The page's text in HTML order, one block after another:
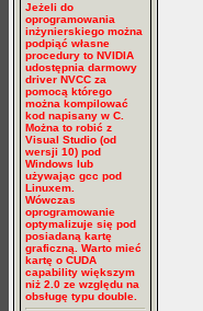
Jeżeli do
oprogramowania
inżynierskiego można
podpiąć własne
procedury to NVIDIA
udostępnia darmowy
driver NVCC za
pomocą którego
można kompilować
kod napisany w C.
Można to robić z
Visual Studio (od
wersji 10) pod
Windows lub
używając gcc pod
Linuxem.
Wówczas
oprogramowanie
optymalizuje się pod
posiadaną kartę
graficzną. Warto mieć
kartę o CUDA
capability większym
niż 2.0 ze względu na
obsługę typu double.